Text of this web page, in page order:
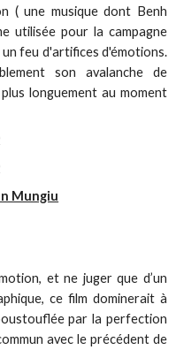
( une musique dont Benh
utilisée pour la campagne
un feu d'artifices d'émotions.
son avalanche de
longuement au moment
Mungiu
et ne juger que d’un
ce film dominerait à
par la perfection
avec le précédent de